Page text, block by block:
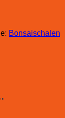
Bonsaischalen